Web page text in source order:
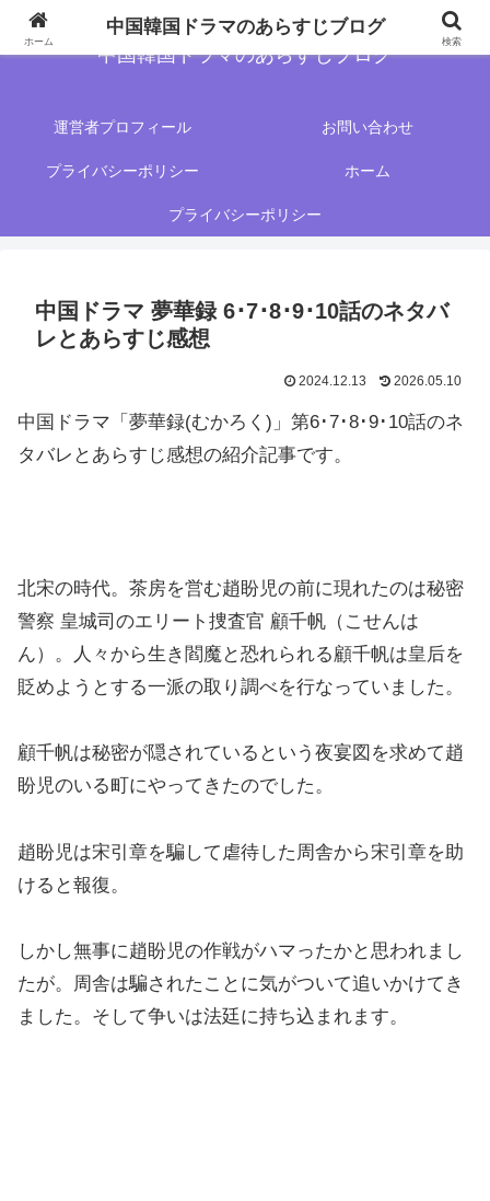
中国韓国ドラマのあらすじブログ
運営者プロフィール お問い合わせ
プライバシーポリシー ホーム
プライバシーポリシー
中国ドラマ 夢華録 6･7･8･9･10話のネタバ
レとあらすじ感想
2024.12.13 2026.05.10
中国ドラマ「夢華録(むかろく)」第6･7･8･9･10話のネ
タバレとあらすじ感想の紹介記事です。
北宋の時代。茶房を営む趙盼児の前に現れたのは秘密
警察 皇城司のエリート捜査官 顧千帆（こせんは
ん）。人々から生き閻魔と恐れられる顧千帆は皇后を
貶めようとする一派の取り調べを行なっていました。
顧千帆は秘密が隠されているという夜宴図を求めて趙
盼児のいる町にやってきたのでした。
趙盼児は宋引章を騙して虐待した周舎から宋引章を助
けると報復。
しかし無事に趙盼児の作戦がハマったかと思われまし
たが。周舎は騙されたことに気がついて追いかけてき
ました。そして争いは法廷に持ち込まれます。
ホーム
中国韓国ドラマのあらすじブログ
検索